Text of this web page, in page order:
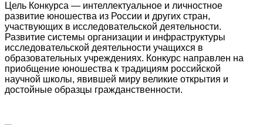
Цель Конкурса — интеллектуальное и личностное
развитие юношества из России и других стран,
участвующих в исследовательской деятельности.
Развитие системы организации и инфраструктуры
исследовательской деятельности учащихся в
образовательных учреждениях. Конкурс направлен на
приобщение юношества к традициям российской
научной школы, явившей миру великие открытия и
достойные образцы гражданственности.